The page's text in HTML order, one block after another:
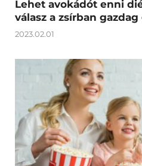
Lehet avokádót enni
válasz a zsírban
2023.02.01